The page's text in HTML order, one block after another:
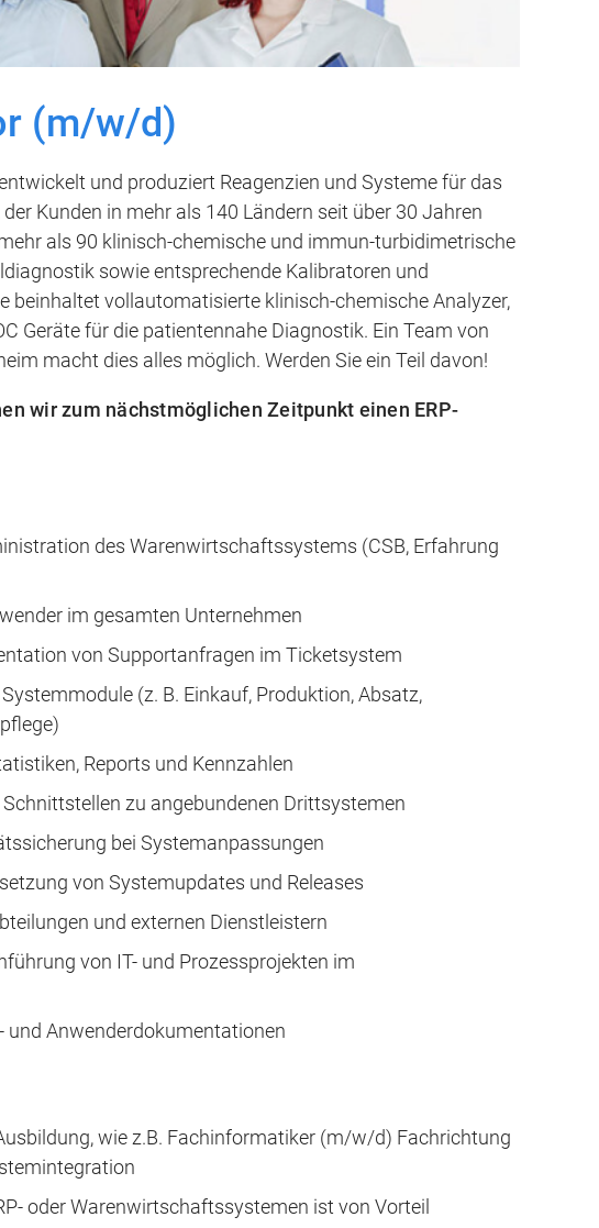
(m/w/d)
und produziert Reagenzien und Systeme für das
Kunden in mehr als 140 Ländern seit über 30 Jahren
als 90 klinisch-chemische und immun-turbidimetrische
sowie entsprechende Kalibratoren und
beinhaltet vollautomatisierte klinisch-chemische Analyzer,
Geräte für die patientennahe Diagnostik. Ein Team von
macht dies alles möglich. Werden Sie ein Teil davon!
wir zum nächstmöglichen Zeitpunkt einen ERP-
des Warenwirtschaftssystems (CSB, Erfahrung
im gesamten Unternehmen
von Supportanfragen im Ticketsystem
(z. B. Einkauf, Produktion, Absatz,
Reports und Kennzahlen
zu angebundenen Drittsystemen
bei Systemanpassungen
von Systemupdates und Releases
und externen Dienstleistern
von IT- und Prozessprojekten im
und Anwenderdokumentationen
wie z.B. Fachinformatiker (m/w/d) Fachrichtung
oder Warenwirtschaftssystemen ist von Vorteil